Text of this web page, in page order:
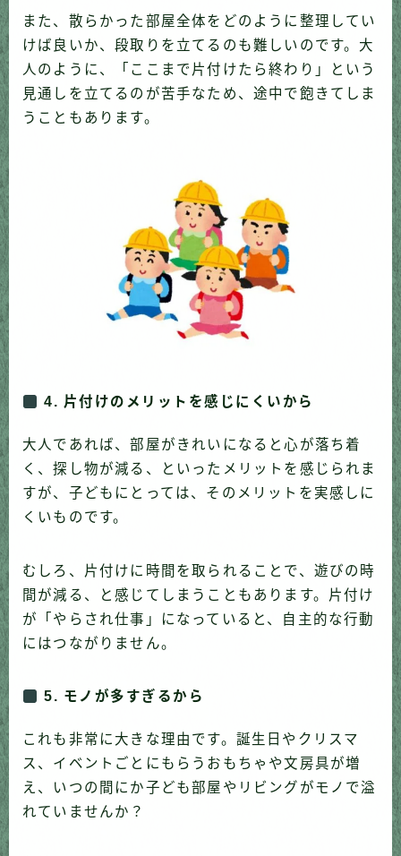
また、散らかった部屋全体をどのように整理してい
けば良いか、段取りを立てるのも難しいのです。大
人のように、「ここまで片付けたら終わり」という
見通しを立てるのが苦手なため、途中で飽きてしま
うこともあります。
4. 片付けのメリットを感じにくいから
大人であれば、部屋がきれいになると心が落ち着
く、探し物が減る、といったメリットを感じられま
すが、子どもにとっては、そのメリットを実感しに
くいものです。
むしろ、片付けに時間を取られることで、遊びの時
間が減る、と感じてしまうこともあります。片付け
が「やらされ仕事」になっていると、自主的な行動
にはつながりません。
5. モノが多すぎるから
これも非常に大きな理由です。誕生日やクリスマ
ス、イベントごとにもらうおもちゃや文房具が増
え、いつの間にか子ども部屋やリビングがモノで溢
れていませんか？